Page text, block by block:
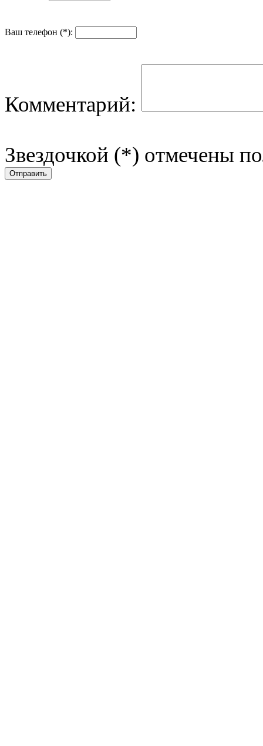
Ваш телефон (*):
Комментарий:
Звездочкой (*) отмечены